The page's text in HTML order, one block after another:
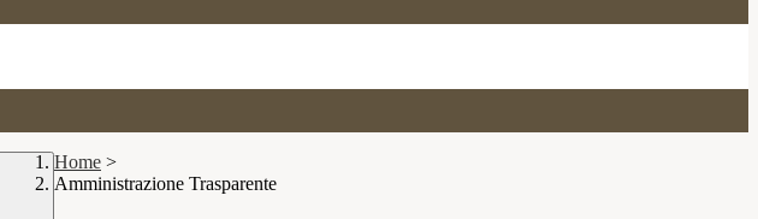
Home >
Amministrazione Trasparente